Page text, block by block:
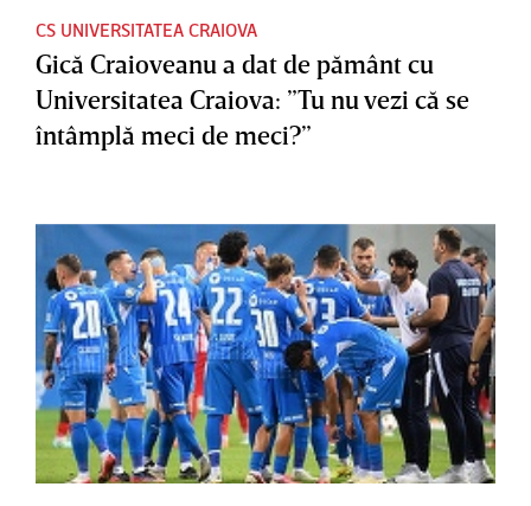
CS UNIVERSITATEA CRAIOVA
Gică Craioveanu a dat de pământ cu
Universitatea Craiova: ”Tu nu vezi că se
întâmplă meci de meci?”